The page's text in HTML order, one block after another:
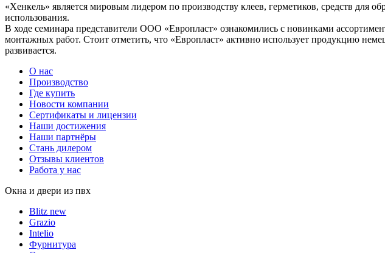
«Хенкель» является мировым лидером по производству клеев, герметиков, средств для
использования.
В ходе семинара представители ООО «Европласт» ознакомились с новинками
монтажных работ. Стоит отметить, что «Европласт» активно использует продукцию
развивается.
О нас
Производство
Где купить
Новости компании
Сертификаты и лицензии
Наши достижения
Наши партнёры
Стань дилером
Отзывы клиентов
Работа у нас
Окна и двери из пвх
Blitz new
Grazio
Intelio
Фурнитура